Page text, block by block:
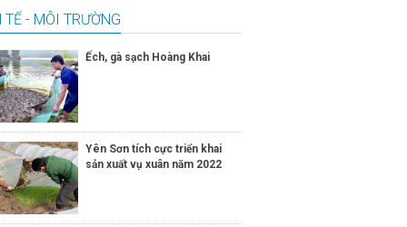
TẾ - MÔI TRƯỜNG
Ếch, gà sạch Hoàng Khai
Yên Sơn tích cực triển khai
sản xuất vụ xuân năm 2022